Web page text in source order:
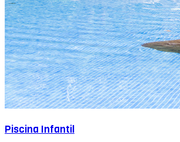
Piscina Infantil